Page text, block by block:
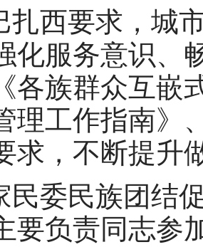
扎西要求，城
化服务意识、
各族群众互嵌
理工作指南》
求，不断提升
民委民族团结
要负责同志参